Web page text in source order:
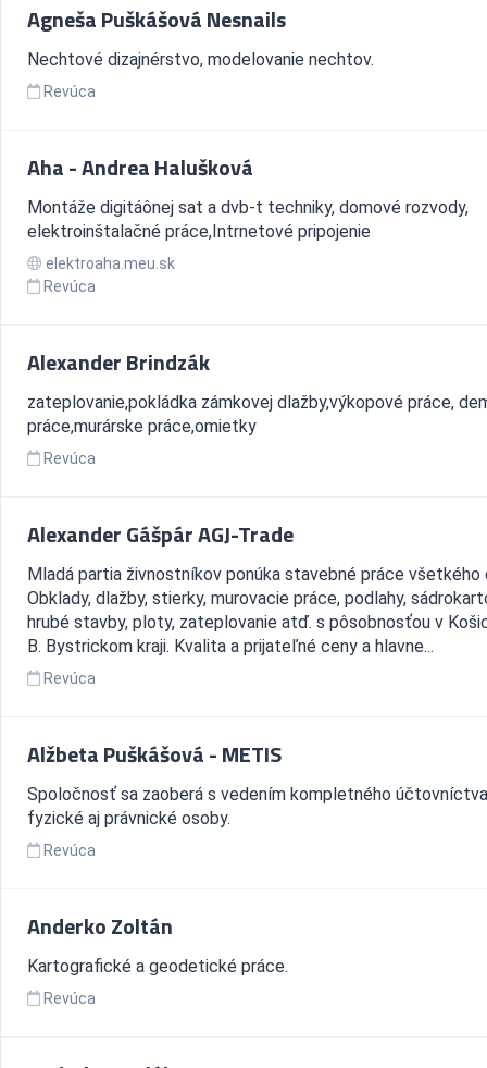
Agneša Puškášová Nesnails
Nechtové dizajnérstvo, modelovanie nechtov.
Revúca
Aha - Andrea Halušková
Montáže digitáônej sat a dvb-t techniky, domové rozvody,
elektroinštalačné práce,Intrnetové pripojenie
elektroaha.meu.sk
Revúca
Alexander Brindzák
zateplovanie,pokládka zámkovej dlažby,výkopové práce,
práce,murárske práce,omietky
Revúca
Alexander Gášpár AGJ-Trade
Mladá partia živnostníkov ponúka stavebné práce všetkého
Obklady, dlažby, stierky, murovacie práce, podlahy,
hrubé stavby, ploty, zateplovanie atď. s pôsobnosťou v
B. Bystrickom kraji. Kvalita a prijateľné ceny a hlavne...
Revúca
Alžbeta Puškášová - METIS
Spoločnosť sa zaoberá s vedením kompletného
fyzické aj právnické osoby.
Revúca
Anderko Zoltán
Kartografické a geodetické práce.
Revúca